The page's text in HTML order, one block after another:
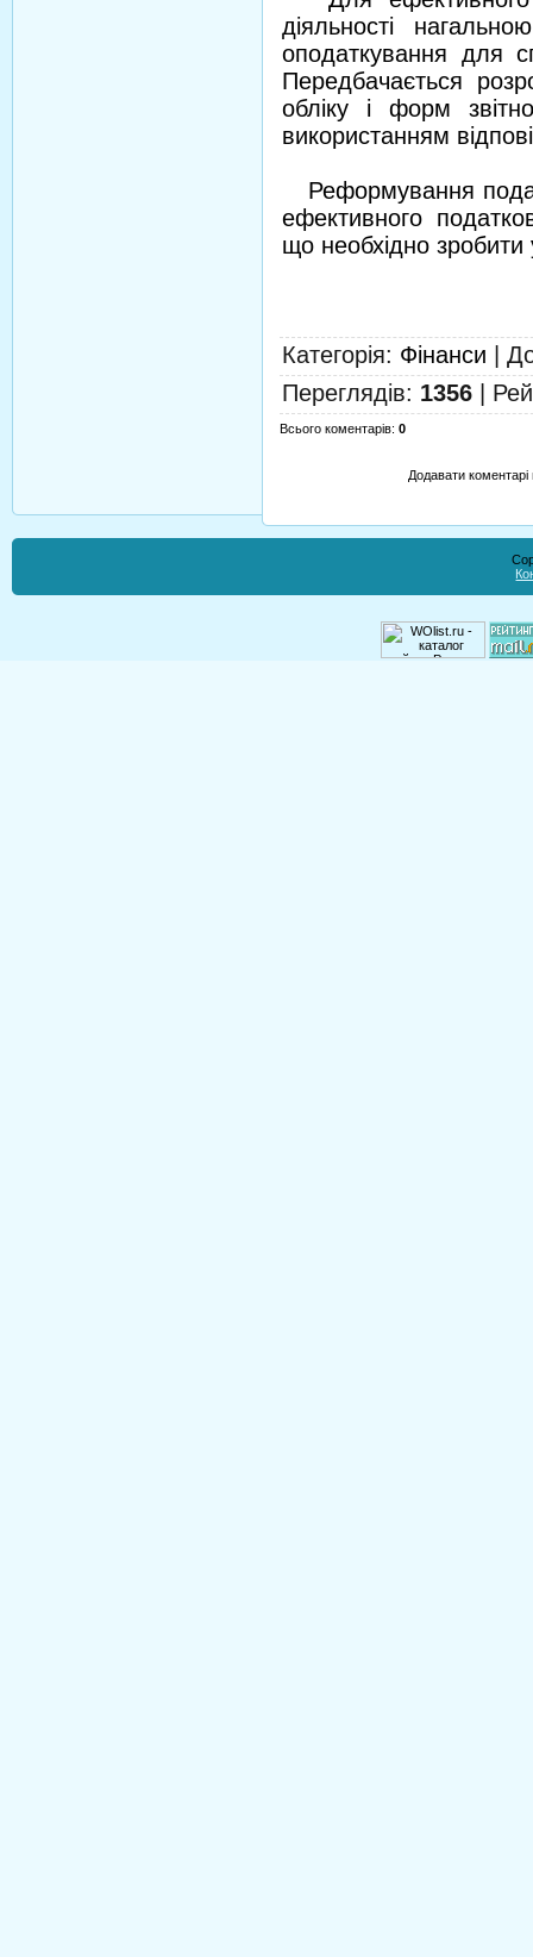
діяльності
оподаткування для
Передбачається
обліку і форм
використанням
Реформування
ефективного
що необхідно
Категорія: Фінанси
Переглядів: 1356
Всього коментарів: 0
Додавати